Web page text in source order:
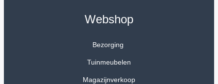
Webshop
Bezorging
Tuinmeubelen
Magazijnverkoop